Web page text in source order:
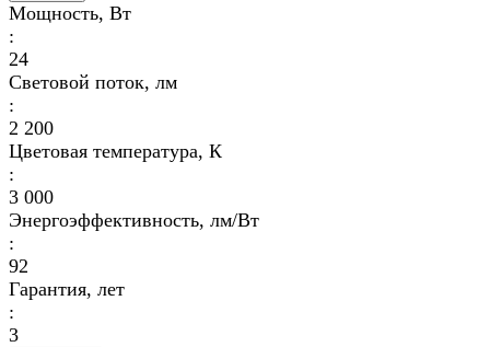
Мощность, Вт
:
24
Световой поток, лм
:
2 200
Цветовая температура, К
:
3 000
Энергоэффективность, лм/Вт
:
92
Гарантия, лет
:
3